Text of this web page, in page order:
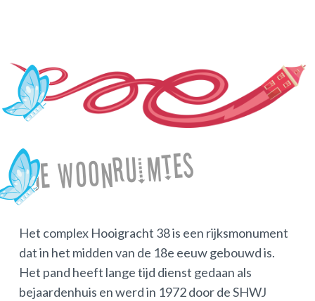
De woonruimtes
Het complex Hooigracht 38 is een rijksmonument
dat in het midden van de 18e eeuw gebouwd is.
Het pand heeft lange tijd dienst gedaan als
bejaardenhuis en werd in 1972 door de SHWJ